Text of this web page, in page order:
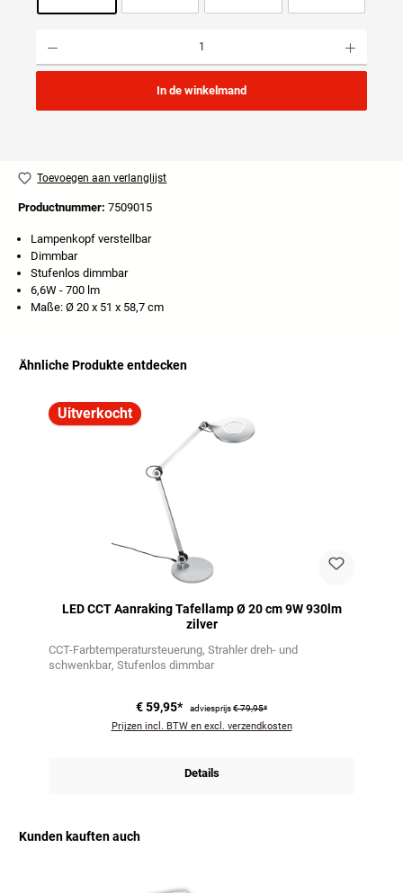
In de winkelmand
Toevoegen aan verlanglijst
Productnummer: 7509015
Lampenkopf verstellbar
Dimmbar
Stufenlos dimmbar
6,6W - 700 lm
Maße: Ø 20 x 51 x 58,7 cm
Ähnliche Produkte entdecken
Uitverkocht
LED CCT Aanraking Tafellamp Ø 20 cm 9W 930lm
zilver
CCT-Farbtemperatursteuerung Strahler dreh- und
schwenkbar Stufenlos dimmbar
€ 59,95* adviesprijs€ 79,95*
Prijzen incl. BTW en excl. verzendkosten
Details
Kunden kauften auch